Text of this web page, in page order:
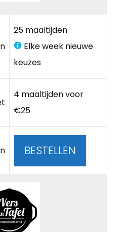
25 maaltijden
Elke week nieuwe
keuzes
4 maaltijden voor
€25
BESTELLEN